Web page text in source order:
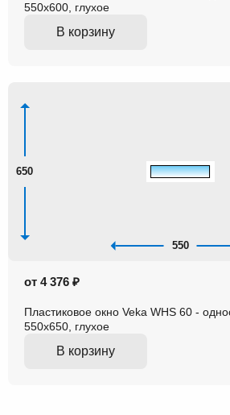
550x600, глухое
В корзину
650
550
от 4 376 ₽
Пластиковое окно Veka WHS 60 -
550x650, глухое
В корзину